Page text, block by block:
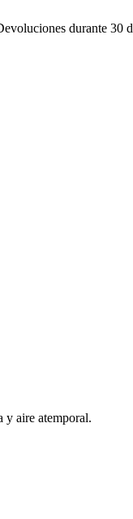
durante 30
y aire atemporal.